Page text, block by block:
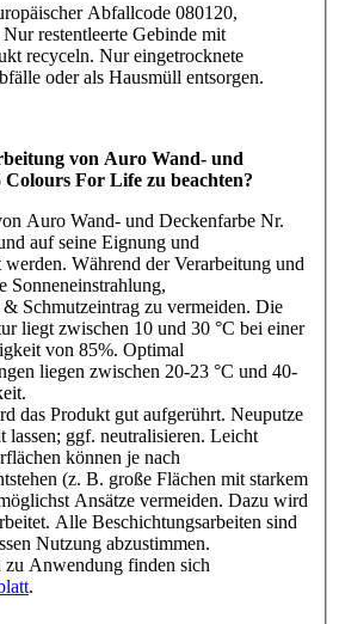
Abfallcode 080120,
restentleerte Gebinde mit
recyceln. Nur eingetrocknete
oder als Hausmüll entsorgen.
von Auro Wand- und
For Life zu beachten?
Auro Wand- und Deckenfarbe Nr.
auf seine Eignung und
Während der Verarbeitung und
Sonneneinstrahlung,
Schmutzeintrag zu vermeiden. Die
liegt zwischen 10 und 30 °C bei einer
von 85%. Optimal
liegen zwischen 20-23 °C und 40-
das Produkt gut aufgerührt. Neuputze
lassen; ggf. neutralisieren. Leicht
können je nach
(z. B. große Flächen mit starkem
Ansätze vermeiden. Dazu wird
Alle Beschichtungsarbeiten sind
Nutzung abzustimmen.
zu Anwendung finden sich
.